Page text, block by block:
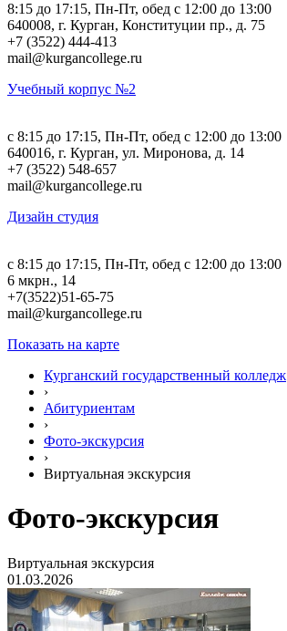
8:15 до 17:15, Пн-Пт, обед с 12:00 до 13:00
640008, г. Курган, Конституции пр., д. 75
+7 (3522) 444-413
mail@kurgancollege.ru
Учебный корпус №2
c 8:15 до 17:15, Пн-Пт, обед с 12:00 до 13:00
640016, г. Курган, ул. Миронова, д. 14
+7 (3522) 548-657
mail@kurgancollege.ru
Дизайн студия
c 8:15 до 17:15, Пн-Пт, обед с 12:00 до 13:00
6 мкрн., 14
+7(3522)51-65-75
mail@kurgancollege.ru
Показать на карте
Курганский государственный колледж
›
Абитуриентам
›
Фото-экскурсия
›
Виртуальная экскурсия
Фото-экскурсия
Виртуальная экскурсия
01.03.2026